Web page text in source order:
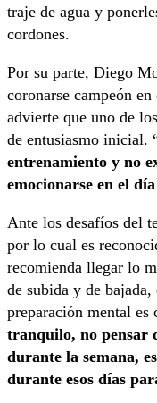
traje de agua y
cordones.
Por su parte, Diego
coronarse campeón
advierte que uno de
de entusiasmo inicial.
entrenamiento y no
emocionarse en el
Ante los desafíos del
por lo cual es
recomienda llegar lo
de subida y de
preparación mental es
tranquilo, no pensar
durante la semana,
durante esos días